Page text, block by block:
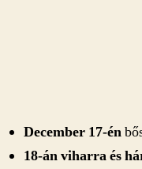
December 17-én
18-án viharra és